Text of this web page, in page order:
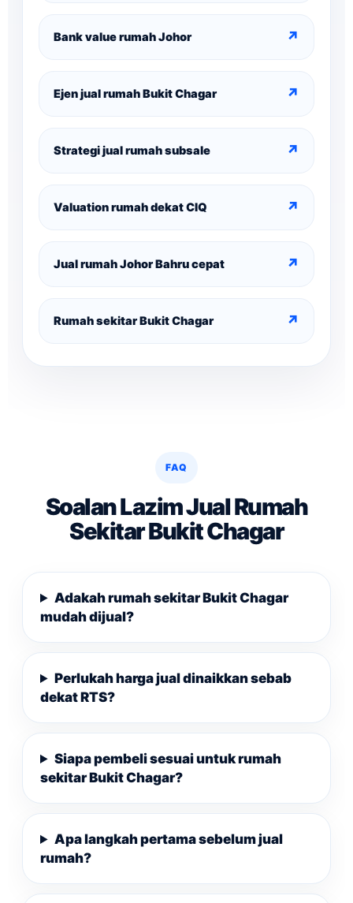
Bank value rumah Johor ↗
Ejen jual rumah Bukit Chagar ↗
Strategi jual rumah subsale ↗
Valuation rumah dekat CIQ ↗
Jual rumah Johor Bahru cepat ↗
Rumah sekitar Bukit Chagar ↗
FAQ
Soalan Lazim Jual Rumah
Sekitar Bukit Chagar
Adakah rumah sekitar Bukit Chagar
mudah dijual?
Perlukah harga jual dinaikkan sebab
dekat RTS?
Siapa pembeli sesuai untuk rumah
sekitar Bukit Chagar?
Apa langkah pertama sebelum jual
rumah?